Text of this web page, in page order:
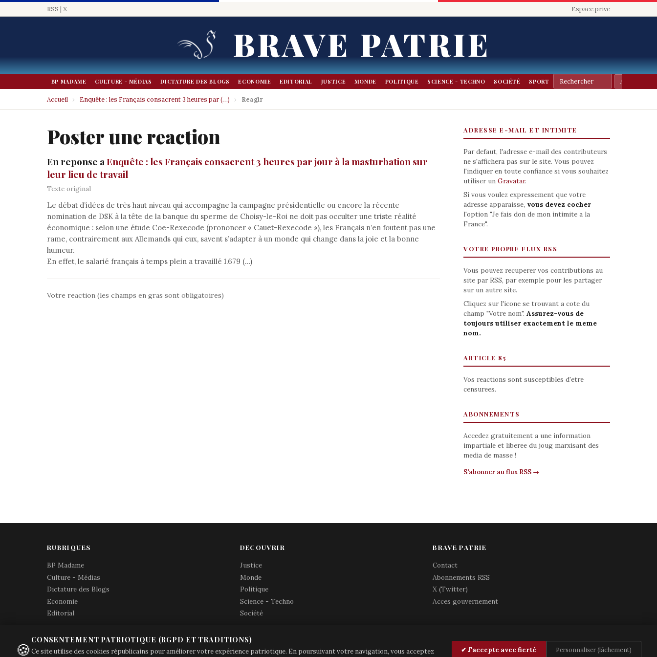
RSS | X Espace prive
BRAVE PATRIE
BP MADAME CULTURE - MÉDIAS DICTATURE DES BLOGS ECONOMIE EDITORIAL JUSTICE MONDE POLITIQUE SCIENCE - TECHNO SOCIÉTÉ SPORT
Accueil › Enquête : les Français consacrent 3 heures par (…) › Reagir
Poster une reaction
En reponse aEnquête : les Français consacrent 3 heures par jour à la masturbation sur
leur lieu de travail
Texte original
Le débat d’idées de très haut niveau qui accompagne la campagne présidentielle ou encore la récente
nomination de DSK à la tête de la banque du sperme de Choisy-le-Roi ne doit pas occulter une triste réalité
économique : selon une étude Coe-Rexecode (prononcer « Cauet-Rexecode »), les Français n’en foutent pas une
rame, contrairement aux Allemands qui eux, savent s’adapter à un monde qui change dans la joie et la bonne
humeur.
En effet, le salarié français à temps plein a travaillé 1.679 (…)
Votre reaction (les champs en gras sont obligatoires)
ADRESSE E-MAIL ET INTIMITE
Par defaut, l'adresse e-mail des contributeurs
ne s'affichera pas sur le site. Vous pouvez
l'indiquer en toute confiance si vous souhaitez
utiliser un Gravatar.
Si vous voulez expressement que votre
adresse apparaisse, vous devez cocher
l'option "Je fais don de mon intimite a la
France".
VOTRE PROPRE FLUX RSS
Vous pouvez recuperer vos contributions au
site par RSS, par exemple pour les partager
sur un autre site.
Cliquez sur l'icone se trouvant a cote du
champ "Votre nom". Assurez-vous de
toujours utiliser exactement le meme
nom.
ARTICLE 85
Vos reactions sont susceptibles d'etre
censurees.
ABONNEMENTS
Accedez gratuitement a une information
impartiale et liberee du joug marxisant des
media de masse !
S'abonner au flux RSS →
RUBRIQUES
BP Madame
Culture - Médias
Dictature des Blogs
Economie
Editorial
DECOUVRIR
Justice
Monde
Politique
Science - Techno
Société
BRAVE PATRIE
Contact
Abonnements RSS
X (Twitter)
Acces gouvernement
© Brave Patrie + friends—
🍪
CONSENTEMENT PATRIOTIQUE (RGPD ET TRADITIONS)
Ce site utilise des cookies républicains pour améliorer votre expérience patriotique. En poursuivant votre navigation, vous acceptez
✔ J'accepte avec fierté Personnaliser (lâchement)